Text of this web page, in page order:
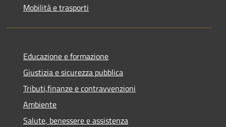
Mobilità e trasporti
Educazione e formazione
Giustizia e sicurezza pubblica
Tributi,finanze e contravvenzioni
Ambiente
Salute, benessere e assistenza